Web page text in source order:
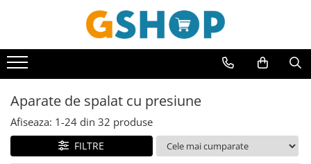
Accesorii curte si gradina
Accesorii motocoase si trimmere
Aparate de spalat cu presiune
Atomizoare si pulverizatoare
Aparate de spalat cu presiune
Afiseaza: 1-24 din 32 produse
FILTRE